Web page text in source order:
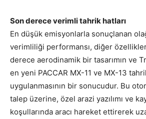
Son derece verimli tahrik hatları
En düşük emisyonlarla sonuçlanan
verimliliği performansı, diğer
derece aerodinamik bir tasarımın ve
en yeni PACCAR MX-11 ve MX-13
uygulanmasının bir sonucudur. Bu
talep üzerine, özel arazi yazılımı ve
koşullarında aracı hareket ettirerek